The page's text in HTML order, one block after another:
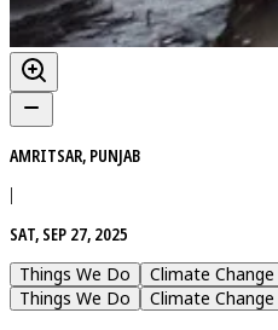
AMRITSAR, PUNJAB
|
SAT, SEP 27, 2025
Things We Do
Climate Change
Things We Do
Climate Change